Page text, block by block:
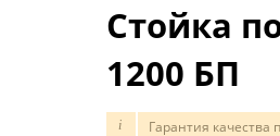
Стойка
1200 БП
i Гарантия качества